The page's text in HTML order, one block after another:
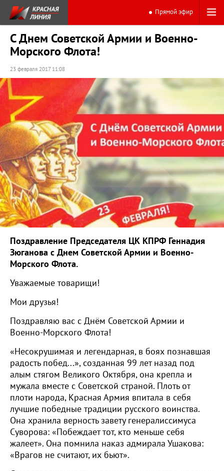
Прямой эфир
С Днем Советской Армии и Военно-
Морского Флота!
23 февраля 2017 11:08
Поздравление Председателя ЦК КПРФ Геннадия
Зюганова с Днем Советской Армии и Военно-
Морского Флота.
Уважаемые товарищи!
Мои друзья!
Поздравляю вас с Днём Советской Армии и
Военно-Морского Флота!
«Несокрушимая и легендарная, в боях познавшая
радость побед...», созданная 99 лет назад под
алым стягом Великого Октября, она крепла и
мужала вместе с Советской страной. Плоть от
плоти народа, Красная Армия впитала в себя
лучшие победные традиции русского воинства.
Она хранила верность завету генералиссимуса
Суворова: «Побеждает тот, кто меньше себя
жалеет». Она помнила наказ адмирала Ушакова:
«Врагов не считают, их бьют».